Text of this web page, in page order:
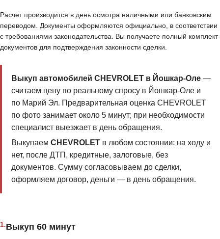
Расчет производится в день осмотра наличными или банковским
переводом. Документы оформляются официально, в соответствии
с требованиями законодательства. Вы получаете полный комплект
документов для подтверждения законности сделки.
Выкуп автомобилей CHEVROLET в Йошкар-Оле—
считаем цену по реальному спросу в Йошкар-Оле и
по Марий Эл. Предварительная оценка CHEVROLET
по фото занимает около 5 минут; при необходимости
специалист выезжает в день обращения.
Выкупаем CHEVROLETв любом состоянии: на ходу и
нет, после ДТП, кредитные, залоговые, без
документов. Сумму согласовываем до сделки,
оформляем договор, деньги — в день обращения.
1.Выкуп 60 минут